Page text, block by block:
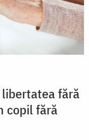
fără
copil fără